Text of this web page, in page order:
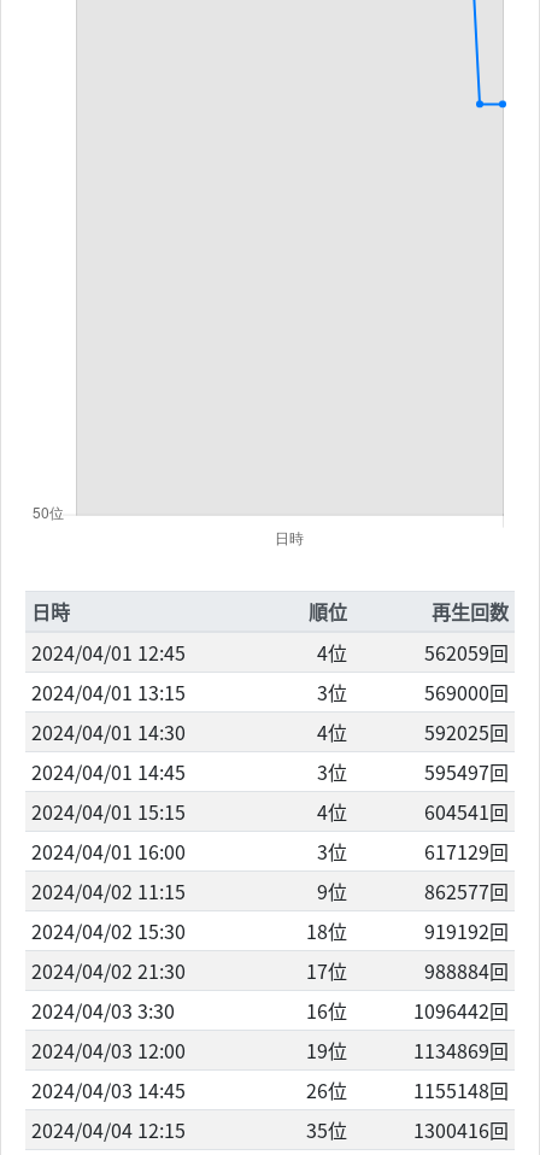
日時 順位
再生回数
2024/04/01 12:45
4位
562059回
2024/04/01 13:15
3位
569000回
2024/04/01 14:30
4位
592025回
2024/04/01 14:45
3位
595497回
2024/04/01 15:15
4位
604541回
2024/04/01 16:00
3位
617129回
2024/04/02 11:15
9位
862577回
2024/04/02 15:30
18位
919192回
2024/04/02 21:30
17位
988884回
2024/04/03 3:30
16位
1096442回
2024/04/03 12:00
19位
1134869回
2024/04/03 14:45
26位
1155148回
2024/04/04 12:15
35位 1300416回